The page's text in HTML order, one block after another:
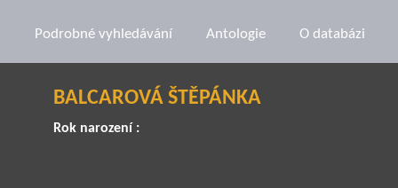
Podrobné vyhledávání Antologie O databázi
BALCAROVÁ ŠTĚPÁNKA
Rok narození :